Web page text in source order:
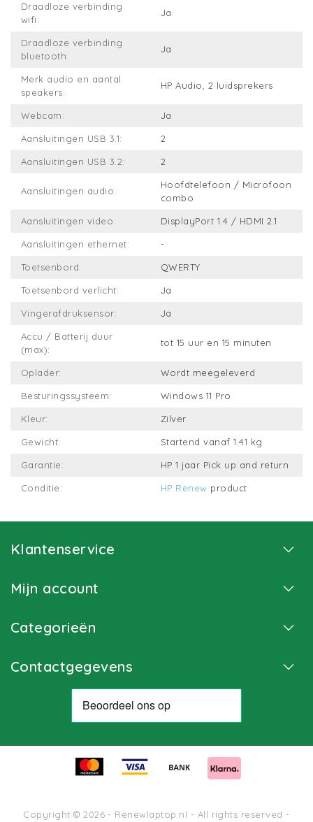
Draadloze verbinding
wifi:
Ja
Draadloze verbinding
bluetooth:
Ja
Merk audio en aantal
speakers:
HP Audio, 2 luidsprekers
Webcam: Ja
Aansluitingen USB 3.1: 2
Aansluitingen USB 3.2: 2
Aansluitingen audio:
Hoofdtelefoon / Microfoon
combo
Aansluitingen video: DisplayPort 1.4 / HDMI 2.1
Aansluitingen ethernet: -
Toetsenbord: QWERTY
Toetsenbord verlicht: Ja
Vingerafdruksensor: Ja
Accu / Batterij duur
(max):
tot 15 uur en 15 minuten
Oplader: Wordt meegeleverd
Besturingssysteem: Windows 11 Pro
Kleur: Zilver
Gewicht: Startend vanaf 1.41 kg
Garantie: HP 1 jaar Pick up and return
Conditie: HP Renew product
Klantenservice
Mijn account
Categorieën
Contactgegevens
Copyright © 2026 - Renewlaptop.nl - All rights reserved -